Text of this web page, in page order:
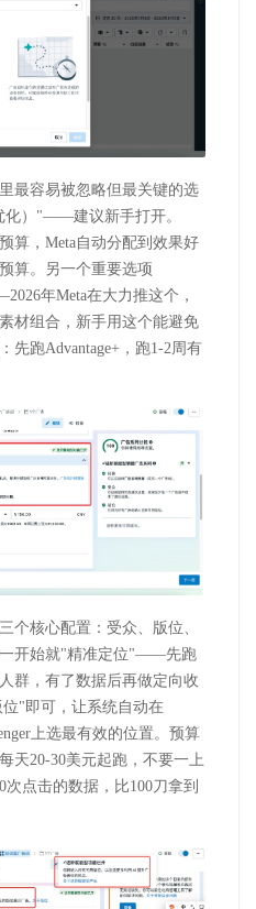
最容易被忽略但最关键的选
） "——建议新手打开。
算， Meta自动分配到效果好
算。另一个重要选项
2026年Meta在大力推这个，
材组合，新手用这个能避免
先跑Advantage+ ，跑1-2周有
个核心配置：受众、版位、
开始就"精准定位"——先跑
群，有了数据后再做定向收
位"即可，让系统自动在
上选最有效的位置。预算
天20-30美元起跑，不要一上
次点击的数据，比100刀拿到